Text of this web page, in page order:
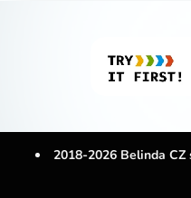
2018-2026 Belinda CZ